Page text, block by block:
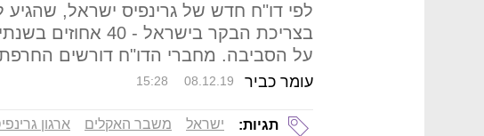
לפי דו"ח חדש של גרינפיס ישראל, שהגיע
בצריכת הבקר בישראל
על הסביבה. מחברי הדו"ח דורשים החרפת
עומר כביר 15:28 08.12.19
תגיות: ישראל משבר האקלים ארגון